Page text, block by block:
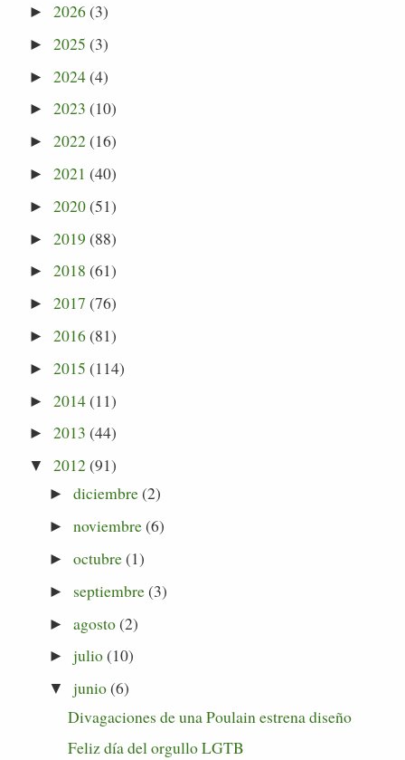
►2026(3)
►2025 (3)
►2024(4)
►2023 (10)
►2022(16)
►2021 (40)
►2020(51)
►2019 (88)
►2018 (61)
►2017 (76)
►2016(81)
►2015 (114)
►2014(11)
►2013 (44)
▼ 2012(91)
► diciembre(2)
► noviembre(6)
► octubre(1)
► septiembre(3)
► agosto(2)
► julio(10)
▼ junio(6)
Divagaciones de una Poulain estrena diseño
Feliz día del orgullo LGTB